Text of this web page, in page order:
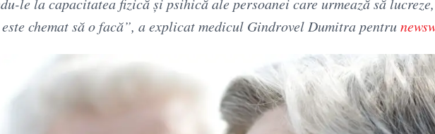
chemat să o facă”, a explicat medicul Gindrovel Dumitra pentru